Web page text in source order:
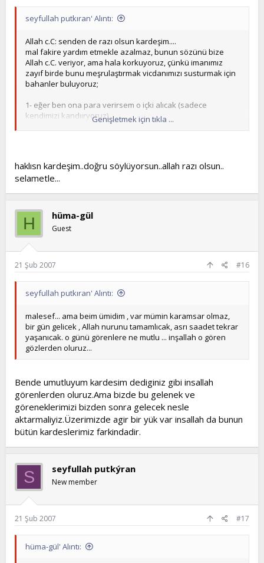
seyfullah putkıran' Alıntı:
Allah c.C: senden de razı olsun kardeşim....
mal fakire yardım etmekle azalmaz, bunun sözünü bize
Allah c.C. veriyor, ama hala korkuyoruz, çünkü imanımız
zayıf birde bunu meşrulaştırmak vicdanımızı susturmak için
bahanler buluyoruz;
1- eğer ben ona para verirsem o içki alıcak (sadece
kendimizi kandııryoruz)
2- ben eğer ona para verirsem o çalışmıcak isticek (yada
gibi bahanlerle anca kendimizi kandırırız. ama istemeye
gelince o madurdan daha yüzsüz olup, ekmediğimiz yerden
veren el ol ki, alan el olansın.. sen birinin ihtiyacını gözetki,
Alemlerin Rabbide senin ihtiyacını görsün....
Genişletmek için tıkla ...
haklısn kardeşim..doğru söylüyorsun..allah razı olsun..
selametle...
H hüma-gül
Guest
21 Şub 2007 #16
seyfullah putkıran' Alıntı:
malesef... ama beim ümidim , var mümin karamsar olmaz,
bir gün gelicek , Allah nurunu tamamlıcak, asrı saadet tekrar
yaşanıcak. o günü görenlere ne mutlu ... inşallah o gören
gözlerden oluruz...
Bende umutluyum kardesim dediginiz gibi insallah
görenlerden oluruz.Ama bizde bu gelenek ve
göreneklerimizi bizden sonra gelecek nesle
aktarmaliyiz.Üzerimizde agir bir yük var insallah da bunun
bütün kardeslerimiz farkindadir.
S seyfullah putkýran
New member
21 Şub 2007 #17
hüma-gül' Alıntı: